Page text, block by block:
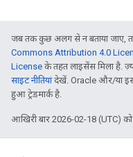
जब तक कुछ अलग से न बताया जाए,
Commons Attribution 4.0
License के तहत लाइसेंस मिला है.
साइट नीतियांदेखें. Oracle और/या
हुआ ट्रेडमार्क है.
आखिरी बार 2026-02-18 (UTC)